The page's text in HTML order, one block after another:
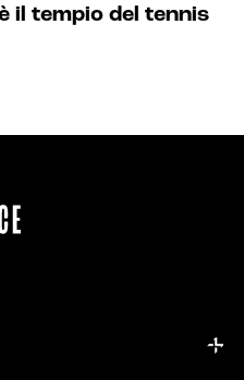
il tempio del tennis